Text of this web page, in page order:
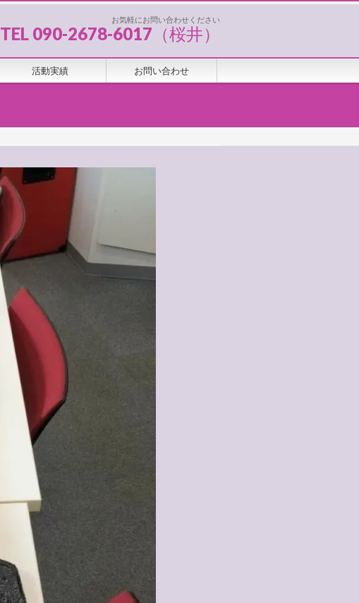
お気軽にお問い合わせください
TEL 090-2678-6017（桜井）
活動実績 お問い合わせ